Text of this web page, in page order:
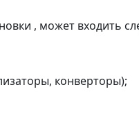
, может входить
конверторы);